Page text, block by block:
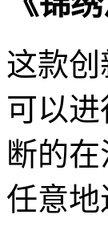
这款
可以
断的
任意